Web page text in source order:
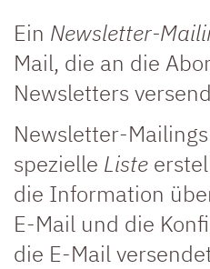
Ein Newsletter-
Mail, die an die
Newsletters
Newsletter-
spezielle Liste
die Information
E-Mail und die
die E-Mail